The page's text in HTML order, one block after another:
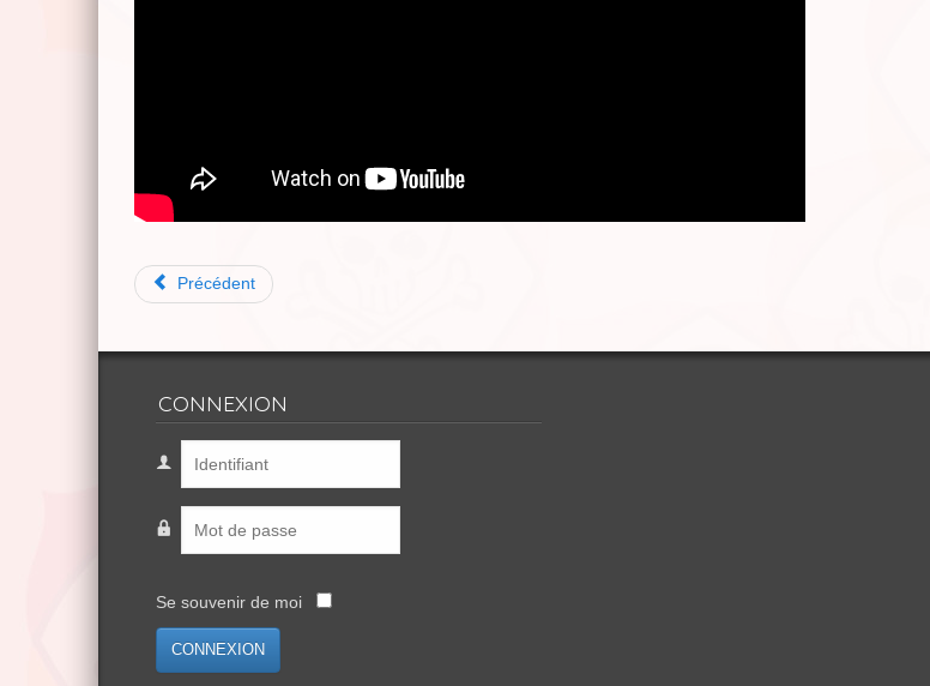
Précédent
CONNEXION
Se souvenir de moi
CONNEXION